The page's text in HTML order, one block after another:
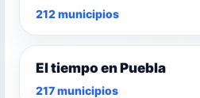
212 municipios
El tiempo en Puebla
217 municipios